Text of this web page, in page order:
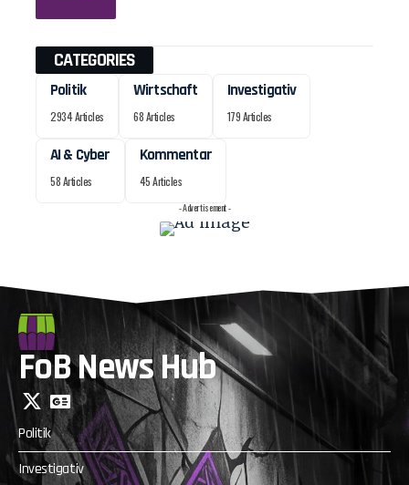
CATEGORIES
Politik
2934 Articles
Wirtschaft
68 Articles
Investigativ
179 Articles
AI & Cyber
58 Articles
Kommentar
45 Articles
- Advertisement -
FoB News Hub
Politik
Investigativ